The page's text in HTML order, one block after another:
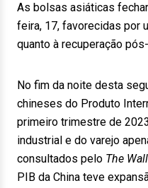
As bolsas asiáticas
feira, 17, favorecidas por
quanto à recuperação
No fim da noite desta
chineses do Produto
primeiro trimestre de
industrial e do varejo
consultados pelo The
PIB da China teve